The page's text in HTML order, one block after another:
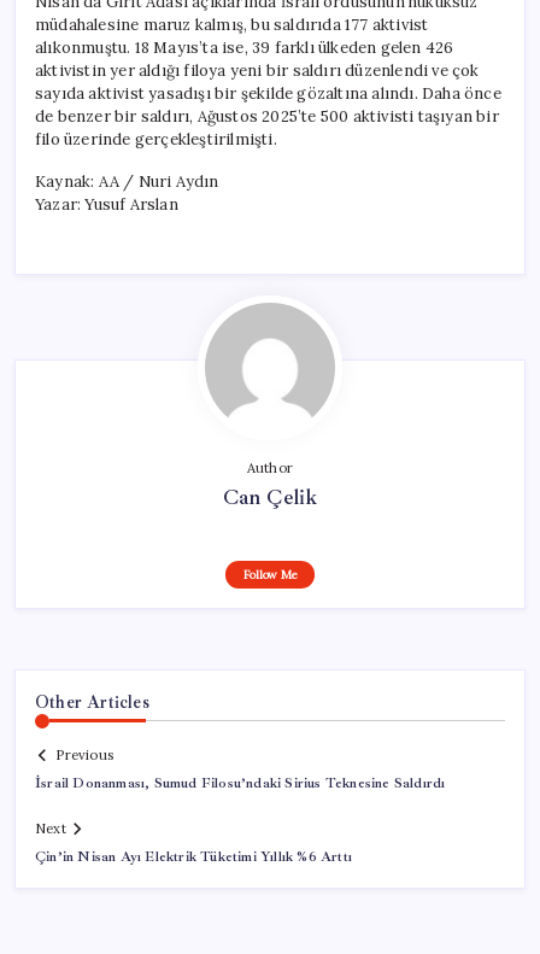
müdahalesine maruz kalmış, bu saldırıda 177 aktivist
alıkonmuştu. 18 Mayıs’ta ise, 39 farklı ülkeden gelen 426
aktivistin yer aldığı filoya yeni bir saldırı düzenlendi ve çok
sayıda aktivist yasadışı bir şekilde gözaltına alındı. Daha önce
de benzer bir saldırı, Ağustos 2025’te 500 aktivisti taşıyan bir
filo üzerinde gerçekleştirilmişti.
Kaynak: AA / Nuri Aydın
Yazar: Yusuf Arslan
Author
Can Çelik
Follow Me
Other Articles
Previous
İsrail Donanması, Sumud Filosu’ndaki Sirius Teknesine Saldırdı
Next
Çin’in Nisan Ayı Elektrik Tüketimi Yıllık %6 Arttı